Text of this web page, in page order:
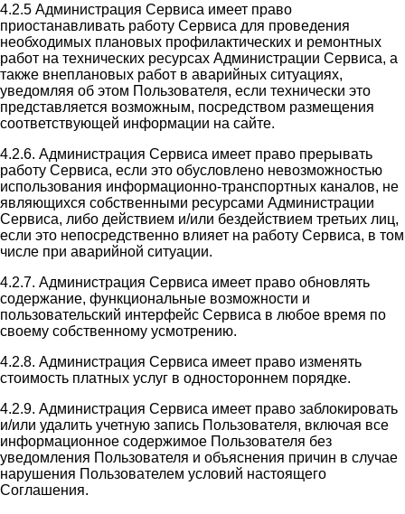
4.2.5 Администрация Сервиса имеет право
приостанавливать работу Сервиса для проведения
необходимых плановых профилактических и ремонтных
работ на технических ресурсах Администрации Сервиса, а
также внеплановых работ в аварийных ситуациях,
уведомляя об этом Пользователя, если технически это
представляется возможным, посредством размещения
соответствующей информации на сайте.
4.2.6. Администрация Сервиса имеет право прерывать
работу Сервиса, если это обусловлено невозможностью
использования информационно-транспортных каналов, не
являющихся собственными ресурсами Администрации
Сервиса, либо действием и/или бездействием третьих лиц,
если это непосредственно влияет на работу Сервиса, в том
числе при аварийной ситуации.
4.2.7. Администрация Сервиса имеет право обновлять
содержание, функциональные возможности и
пользовательский интерфейс Сервиса в любое время по
своему собственному усмотрению.
4.2.8. Администрация Сервиса имеет право изменять
стоимость платных услуг в одностороннем порядке.
4.2.9. Администрация Сервиса имеет право заблокировать
и/или удалить учетную запись Пользователя, включая все
информационное содержимое Пользователя без
уведомления Пользователя и объяснения причин в случае
нарушения Пользователем условий настоящего
Соглашения.